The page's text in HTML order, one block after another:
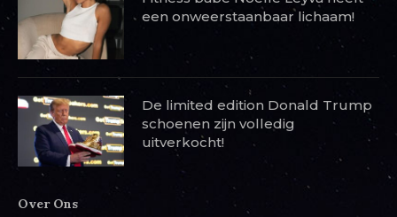
Fitness babe Noelle Leyva heeft
De limited edition Donald Trump
schoenen zijn volledig
uitverkocht!